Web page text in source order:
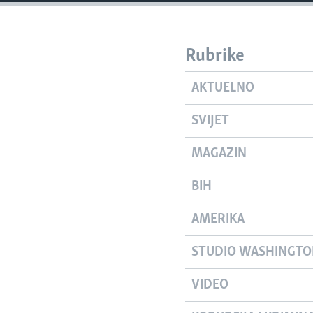
Rubrike
AKTUELNO
SVIJET
MAGAZIN
BIH
AMERIKA
STUDIO
VIDEO